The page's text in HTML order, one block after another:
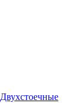
Двухстоечные